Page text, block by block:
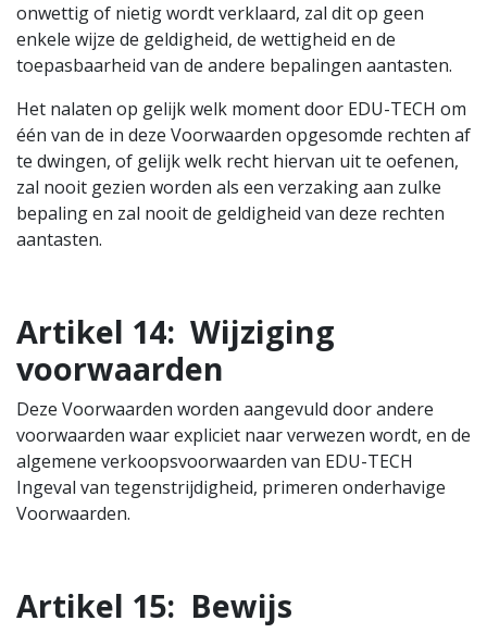
onwettig of nietig wordt verklaard, zal dit op geen
enkele wijze de geldigheid, de wettigheid en de
toepasbaarheid van de andere bepalingen aantasten.
Het nalaten op gelijk welk moment door EDU-TECH om
één van de in deze Voorwaarden opgesomde rechten af
te dwingen, of gelijk welk recht hiervan uit te oefenen,
zal nooit gezien worden als een verzaking aan zulke
bepaling en zal nooit de geldigheid van deze rechten
aantasten.
Artikel 14: Wijziging
voorwaarden
Deze Voorwaarden worden aangevuld door andere
voorwaarden waar expliciet naar verwezen wordt, en de
algemene verkoopsvoorwaarden van EDU-TECH
Ingeval van tegenstrijdigheid, primeren onderhavige
Voorwaarden.
Artikel 15: Bewijs